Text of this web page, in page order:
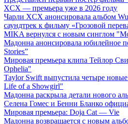
XCX — премьера уже в 2026 году
Чарли XCX анонсировала альбом
саундтрек к фильму «Грозовой
MIKA вернулся с новым синглом
Мадонна анонсировала юбилейное
Stories”
Мировая премьера клипа Тейлор
Ophelia"
Taylor Swift выпустила четыре
Life of a Showgirl"
Мадонна раскрыла детали нового
Селена Гомес и Бенни Бланко
Мировая премьера: Doja Cat — Vie
Мадонна возвращается с новым